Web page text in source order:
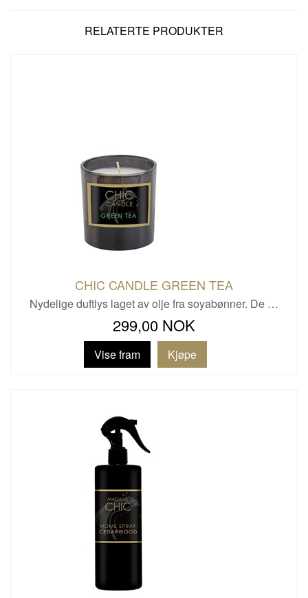
RELATERTE PRODUKTER
CHIC CANDLE GREEN TEA
Nydelige duftlys laget av olje fra soyabønner. De …
299,00 NOK
Vise fram